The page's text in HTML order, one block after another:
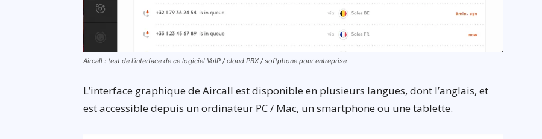
Aircall : test de l’interface de ce logiciel VoIP / cloud PBX / softphone pour entreprise
L’interface graphique de Aircall est disponible en plusieurs langues, dont l’anglais, et
est accessible depuis un ordinateur PC / Mac, un smartphone ou une tablette.